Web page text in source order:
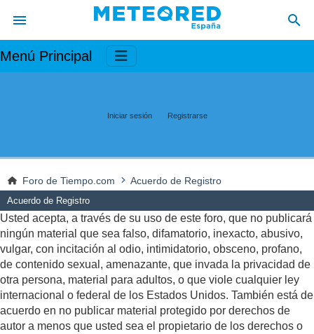
Menú Principal
Iniciar sesión Registrarse
Foro de Tiempo.com Acuerdo de Registro
Acuerdo de Registro
Usted acepta, a través de su uso de este foro, que no publicará
ningún material que sea falso, difamatorio, inexacto, abusivo,
vulgar, con incitación al odio, intimidatorio, obsceno, profano,
de contenido sexual, amenazante, que invada la privacidad de
otra persona, material para adultos, o que viole cualquier ley
internacional o federal de los Estados Unidos. También está de
acuerdo en no publicar material protegido por derechos de
autor a menos que usted sea el propietario de los derechos o